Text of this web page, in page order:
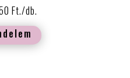
Ft./db.